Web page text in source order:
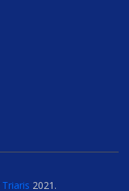
Triaris 2021.